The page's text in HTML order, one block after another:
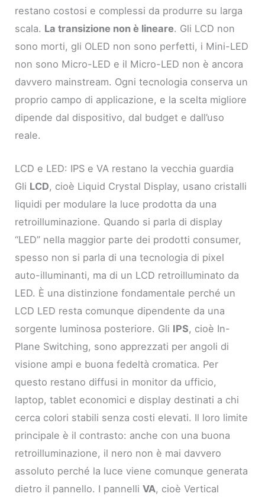
restano costosi e complessi da produrre su larga
scala. La transizione non è lineare. Gli LCD non
sono morti, gli OLED non sono perfetti, i Mini-LED
non sono Micro-LED e il Micro-LED non è ancora
davvero mainstream. Ogni tecnologia conserva un
proprio campo di applicazione, e la scelta migliore
dipende dal dispositivo, dal budget e dall’uso
reale.
LCD e LED: IPS e VA restano la vecchia guardia
Gli LCD, cioè Liquid Crystal Display, usano cristalli
liquidi per modulare la luce prodotta da una
retroilluminazione. Quando si parla di display
“LED” nella maggior parte dei prodotti consumer,
spesso non si parla di una tecnologia di pixel
auto-illuminanti, ma di un LCD retroilluminato da
LED. È una distinzione fondamentale perché un
LCD LED resta comunque dipendente da una
sorgente luminosa posteriore. Gli IPS, cioè In-
Plane Switching, sono apprezzati per angoli di
visione ampi e buona fedeltà cromatica. Per
questo restano diffusi in monitor da ufficio,
laptop, tablet economici e display destinati a chi
cerca colori stabili senza costi elevati. Il loro limite
principale è il contrasto: anche con una buona
retroilluminazione, il nero non è mai davvero
assoluto perché la luce viene comunque generata
dietro il pannello. I pannelliVA, cioè Vertical